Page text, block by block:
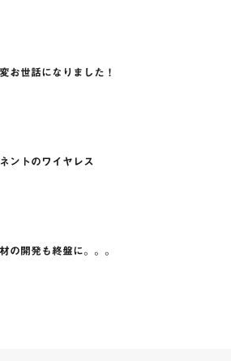
お世話になりました！
ントのワイヤレス
の開発も終盤に。。。